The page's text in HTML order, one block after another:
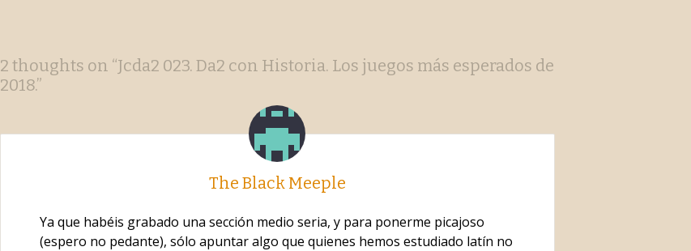
Post
←
→
2 thoughts on “Jcda2 023. Da2 con Historia. Los juegos más esperados de
2018.”
The Black Meeple
Ya que habéis grabado una sección medio seria, y para ponerme picajoso
(espero no pedante), sólo apuntar algo que quienes hemos estudiado latín no